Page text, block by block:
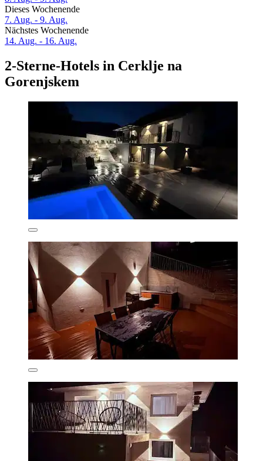
Dieses Wochenende
7. Aug. - 9. Aug.
Nächstes Wochenende
14. Aug. - 16. Aug.
2-Sterne-Hotels in Cerklje na
Gorenjskem